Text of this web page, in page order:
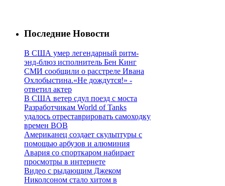
Последние Новости
В США умер легендарный ритм-
энд-блюз исполнитель Бен Кинг
СМИ сообщили о расстреле Ивана
Охлобыстина.«Не дождутся!» -
ответил актер
В США ветер сдул поезд с моста
Разработчикам World of Tanks
удалось отреставрировать самоходку
времен ВОВ
Американец создает скульптуры с
помощью арбузов и алюминия
Авария со спорткаром набирает
просмотры в интернете
Видео с рыдающим Джеком
Николсоном стало хитом в